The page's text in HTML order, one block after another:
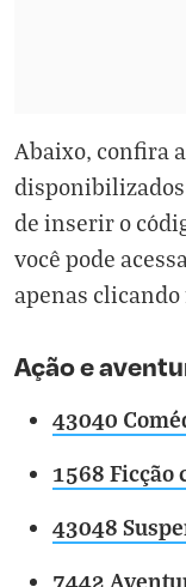
Abaixo, confira
de inserir o
você pode
apenas clicando
Ação e
43040
1568 Ficção
43048
7442